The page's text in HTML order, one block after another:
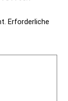
Erforderliche